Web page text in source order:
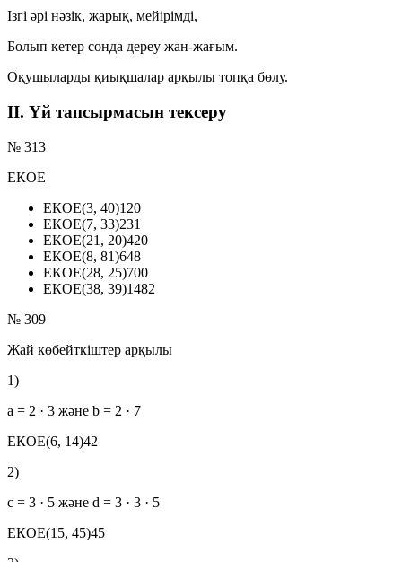
Ізгі әрі нәзік, жарық, мейірімді,
Болып кетер сонда дереу жан-жағым.
Оқушыларды қиықшалар арқылы топқа бөлу.
II. Үй тапсырмасын тексеру
№ 313
ЕКОЕ
ЕКОЕ(3, 40)120
ЕКОЕ(7, 33)231
ЕКОЕ(21, 20)420
ЕКОЕ(8, 81)648
ЕКОЕ(28, 25)700
ЕКОЕ(38, 39)1482
№ 309
Жай көбейткіштер арқылы
1)
a = 2 · 3 және b = 2 · 7
ЕКОЕ(6, 14)42
2)
c = 3 · 5 және d = 3 · 3 · 5
ЕКОЕ(15, 45)45